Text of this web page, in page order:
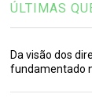
ÚLTIMAS
Da visão dos
fundamentado